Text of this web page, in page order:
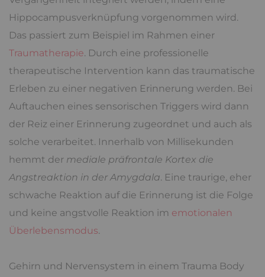
Hippocampusverknüpfung vorgenommen wird.
Das passiert zum Beispiel im Rahmen einer
Traumatherapie. Durch eine professionelle
therapeutische Intervention kann das traumatische
Erleben zu einer negativen Erinnerung werden. Bei
Auftauchen eines sensorischen Triggers wird dann
der Reiz einer Erinnerung zugeordnet und auch als
solche verarbeitet. Innerhalb von Millisekunden
hemmt der mediale präfrontale Kortex die
Angstreaktion in der Amygdala. Eine traurige, eher
schwache Reaktion auf die Erinnerung ist die Folge
und keine angstvolle Reaktion im emotionalen
Überlebensmodus.
Gehirn und Nervensystem in einem Trauma Body